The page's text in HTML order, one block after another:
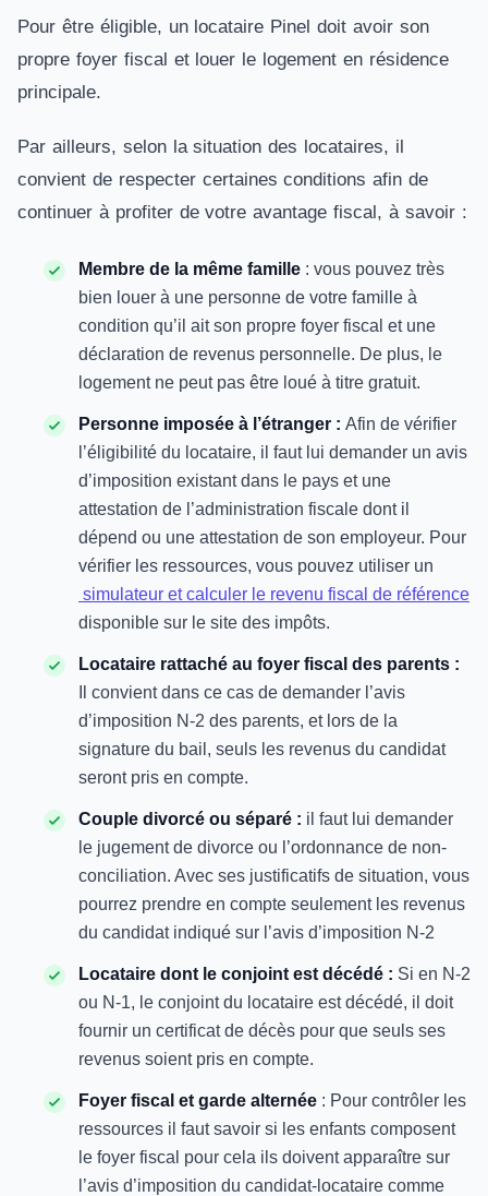
Pour être éligible, un locataire Pinel doit avoir son
propre foyer fiscal et louer le logement en résidence
principale.
Par ailleurs, selon la situation des locataires, il
convient de respecter certaines conditions afin de
continuer à profiter de votre avantage fiscal, à savoir :
Membre de la même famille : vous pouvez très
bien louer à une personne de votre famille à
condition qu’il ait son propre foyer fiscal et une
déclaration de revenus personnelle. De plus, le
logement ne peut pas être loué à titre gratuit.
Personne imposée à l’étranger : Afin de vérifier
l’éligibilité du locataire, il faut lui demander un avis
d’imposition existant dans le pays et une
attestation de l’administration fiscale dont il
dépend ou une attestation de son employeur. Pour
vérifier les ressources, vous pouvez utiliser un
simulateur et calculer le revenu fiscal de référence
disponible sur le site des impôts.
Locataire rattaché au foyer fiscal des parents :
Il convient dans ce cas de demander l’avis
d’imposition N-2 des parents, et lors de la
signature du bail, seuls les revenus du candidat
seront pris en compte.
Couple divorcé ou séparé : il faut lui demander
le jugement de divorce ou l’ordonnance de non-
conciliation. Avec ses justificatifs de situation, vous
pourrez prendre en compte seulement les revenus
du candidat indiqué sur l’avis d’imposition N-2
Locataire dont le conjoint est décédé : Si en N-2
ou N-1, le conjoint du locataire est décédé, il doit
fournir un certificat de décès pour que seuls ses
revenus soient pris en compte.
Foyer fiscal et garde alternée : Pour contrôler les
ressources il faut savoir si les enfants composent
le foyer fiscal pour cela ils doivent apparaître sur
l’avis d’imposition du candidat-locataire comme